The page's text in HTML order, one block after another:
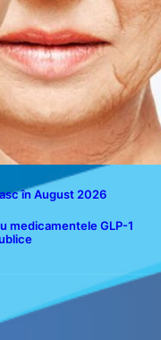
în August 2026
medicamentele GLP-1